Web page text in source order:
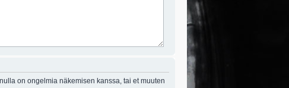
on ongelmia näkemisen kanssa, tai et muuten